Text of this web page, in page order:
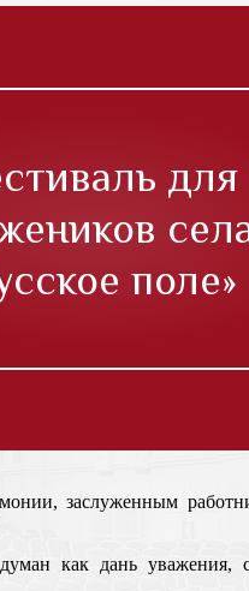
для
поле»
заслуженным
как дань уважения,